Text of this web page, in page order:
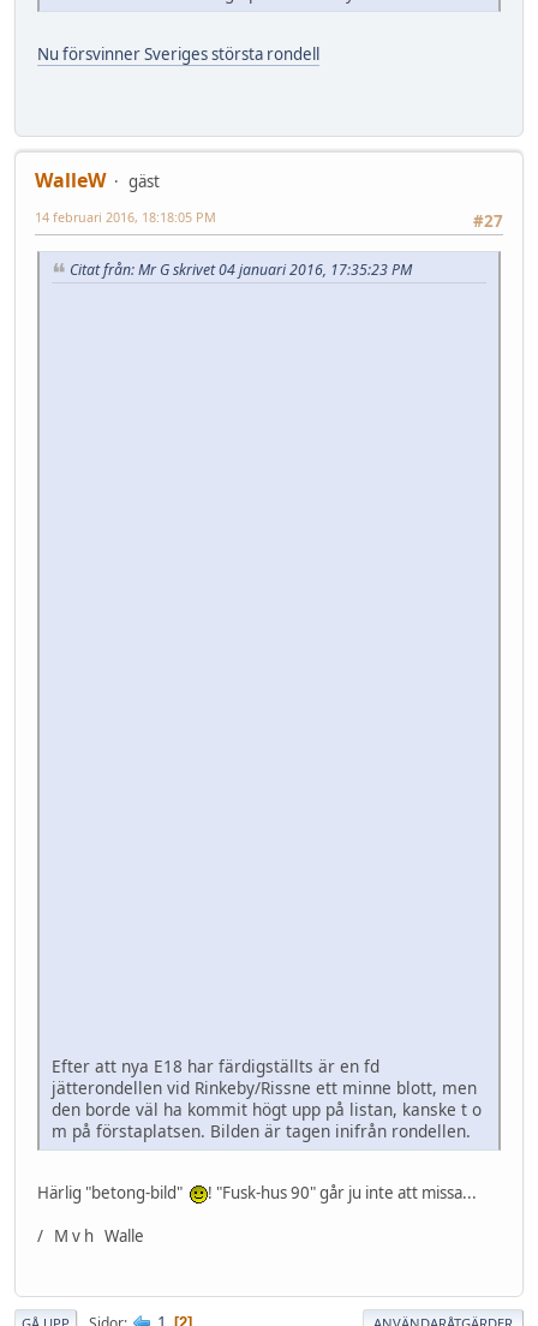
Nu försvinner Sveriges största rondell
WalleW
gäst
#27
14 februari 2016, 18:18:05 PM
Citat från: Mr G skrivet 04 januari 2016, 17:35:23 PM
Efter att nya E18 har färdigställts är en fd
jätterondellen vid Rinkeby/Rissne ett minne blott, men
den borde väl ha kommit högt upp på listan, kanske t o
m på förstaplatsen. Bilden är tagen inifrån rondellen.
Härlig "betong-bild"
! "Fusk-hus 90" går ju inte att missa...
/ M v h Walle